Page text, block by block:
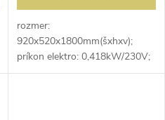
rozmer:
920x520x1800mm(šxhxv);
príkon elektro: 0,418kW/230V;
objem: 500 l; chladenie: